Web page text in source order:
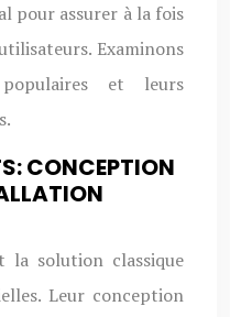
pour assurer à la fois
Examinons
et leurs
CONCEPTION
la solution classique
Leur conception